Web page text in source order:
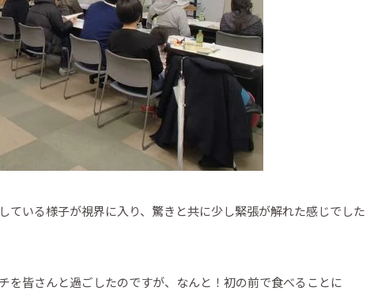
ている様子が視界に入り、驚きと共に少し緊張が解れた感じでした
を皆さんと過ごしたのですが、なんと！初の前で食べることに